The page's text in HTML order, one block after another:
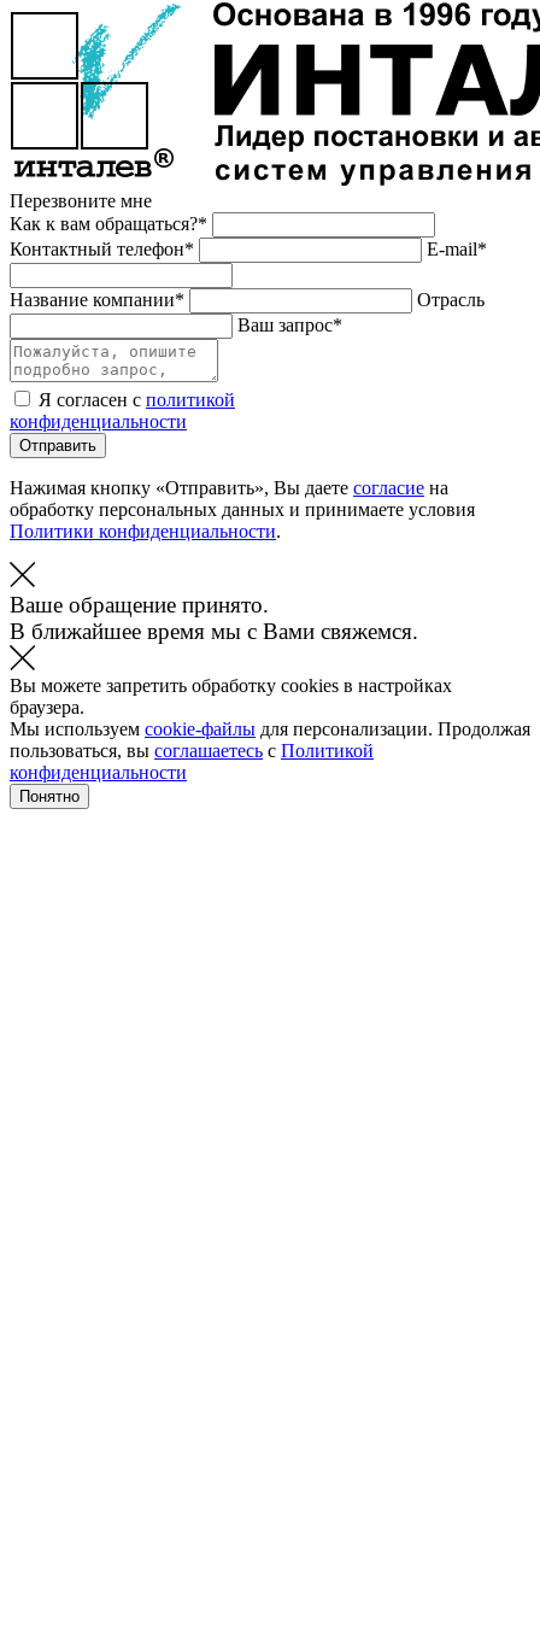
Перезвоните мне
Как к вам обращаться?*
Контактный телефон*
E-mail*
Название компании*
Отрасль
Ваш запрос*
Я согласен с политикой
конфиденциальности
Отправить
Нажимая кнопку «Отправить», Вы даете согласие на
обработку персональных данных и принимаете условия
Политики конфиденциальности.
Ваше обращение принято.
В ближайшее время мы с Вами свяжемся.
Вы можете запретить обработку cookies в настройках
браузера.
Мы используем cookie-файлы для персонализации. Продолжая
пользоваться, вы соглашаетесь с Политикой
конфиденциальности
Понятно